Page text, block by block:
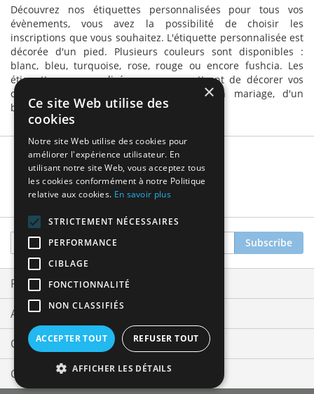
Découvrez nos étiquettes personnalisées pour tous vos
évènements, vous avez la possibilité de choisir les
inscriptions que vous souhaitez. L'étiquette personnalisée est
décorée d'un pied. Plusieurs couleurs sont disponibles :
blanc, bleu, turquoise, rose, rouge ou encore fushcia. Les
étiquettes personnalisées vous permettront de décorer vos
contenants à dragées, qu'il s'agisse d'un mariage, d'un
baptême ou encore d'une communion.
Sign
Up
for
Our
Newsletter:
Subscribe
Privacy and Cookie Policy
Advanced Search
Orders and Returns
Contact Us
×
Ce site Web utilise des
cookies
Notre site Web utilise des cookies pour
améliorer l'expérience utilisateur. En
utilisant notre site Web, vous acceptez tous
les cookies conformément à notre Politique
relative aux cookies. En savoir plus
STRICTEMENT NÉCESSAIRES
PERFORMANCE
CIBLAGE
FONCTIONNALITÉ
NON CLASSIFIÉS
ACCEPTER TOUT REFUSER TOUT
AFFICHER LES DÉTAILS